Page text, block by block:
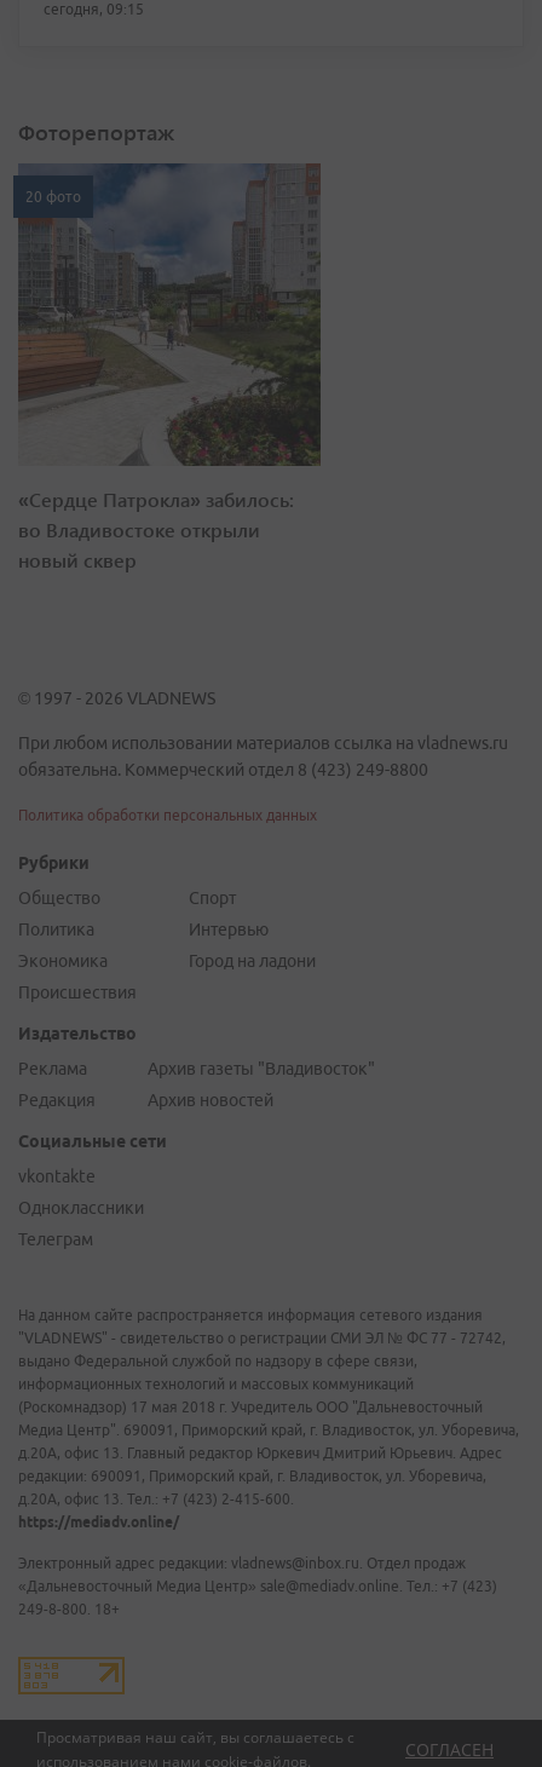
Просматривая наш сайт, вы соглашаетесь с
использованием нами cookie-файлов.
СОГЛАСЕН
сегодня, 09:15
Фоторепортаж
20 фото
«Сердце Патрокла» забилось:
во Владивостоке открыли
новый сквер
© 1997 - 2026 VLADNEWS
При любом использовании материалов ссылка на vladnews.ru
обязательна. Коммерческий отдел 8 (423) 249-8800
Политика обработки персональных данных
Рубрики
Общество
Политика
Экономика
Происшествия
Спорт
Интервью
Город на ладони
Издательство
Реклама
Редакция
Архив газеты "Владивосток"
Архив новостей
Социальные сети
vkontakte
Одноклассники
Телеграм
На данном сайте распространяется информация сетевого издания
"VLADNEWS" - свидетельство о регистрации СМИ ЭЛ № ФС 77 - 72742,
выдано Федеральной службой по надзору в сфере связи,
информационных технологий и массовых коммуникаций
(Роскомнадзор) 17 мая 2018 г. Учредитель ООО "Дальневосточный
Медиа Центр". 690091, Приморский край, г. Владивосток, ул. Уборевича,
д.20А, офис 13. Главный редактор Юркевич Дмитрий Юрьевич. Адрес
редакции: 690091, Приморский край, г. Владивосток, ул. Уборевича,
д.20А, офис 13. Тел.: +7 (423) 2-415-600.
https://mediadv.online/
Электронный адрес редакции: vladnews@inbox.ru. Отдел продаж
«Дальневосточный Медиа Центр» sale@mediadv.online. Тел.: +7 (423)
249-8-800. 18+